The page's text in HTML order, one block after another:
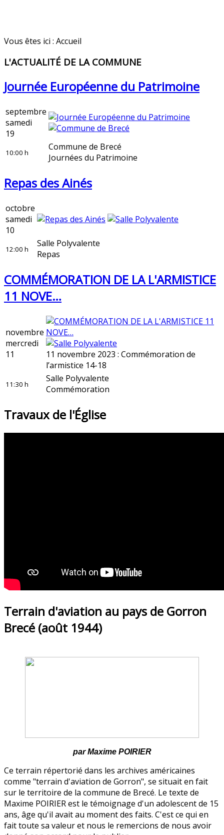
Vous êtes ici : Accueil
L'ACTUALITÉ DE LA COMMUNE
Journée Européenne du Patrimoine
septembre
samedi
19
10:00 h
Commune de Brecé
Journées du Patrimoine
Repas des Ainés
octobre
samedi
10
12:00 h
Salle Polyvalente
Repas
COMMÉMORATION DE LA L'ARMISTICE
11 NOVE…
novembre
mercredi
11
11 novembre 2023 : Commémoration de
l’armistice 14-18
11:30 h
Salle Polyvalente
Commémoration
Travaux de l'Église
Terrain d'aviation au pays de Gorron
Brecé (août 1944)
par Maxime POIRIER
Ce terrain répertorié dans les archives américaines
comme "terrain d'aviation de Gorron", se situait en fait
sur le territoire de la commune de Brecé. Le texte de
Maxime POIRIER est le témoignage d'un adolescent de 15
ans, âge qu'il avait au moment des faits. C'est ce qui en
fait toute sa valeur et nous le remercions de nous avoir